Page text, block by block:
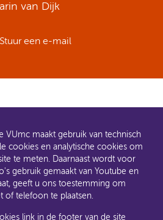
van Dijk
Stuur een e-mail
tijdje samen Amsterdam UMC.
de websites: steeds meer
en
VUmc maakt gebruik van technisch
cookies en analytische cookies om
te meten. Daarnaast wordt voor
gebruik gemaakt van Youtube en
geeft u ons toestemming om
of telefoon te plaatsen.
link in de footer van de site